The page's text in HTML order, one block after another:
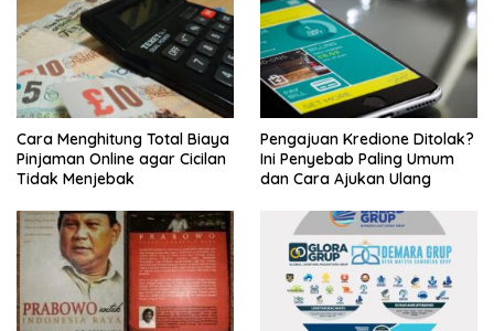
Cara Menghitung Total Biaya
Pinjaman Online agar Cicilan
Tidak Menjebak
Pengajuan Kredione Ditolak?
Ini Penyebab Paling Umum
dan Cara Ajukan Ulang